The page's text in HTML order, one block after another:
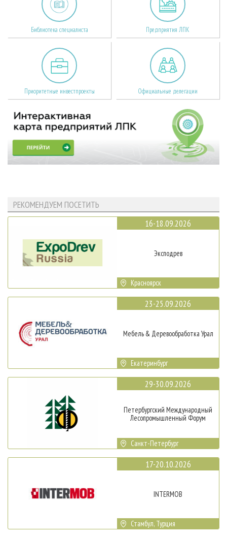
Библиотека специалиста Предприятия ЛПК
Приоритетные инвестпроекты Официальные делегации
РЕКОМЕНДУЕМ ПОСЕТИТЬ
16-18.09.2026
Эксподрев
Красноярск
23-25.09.2026
Мебель & Деревообработка Урал
Екатеринбург
29-30.09.2026
Петербургский Международный
Лесопромышленный Форум
Санкт-Петербург
17-20.10.2026
INTERMOB
Стамбул, Турция